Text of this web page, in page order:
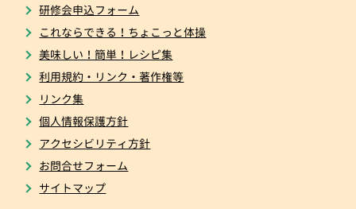
研修会申込フォーム
これならできる！ちょこっと体操
美味しい！簡単！レシピ集
利用規約・リンク・著作権等
リンク集
個人情報保護方針
アクセシビリティ方針
お問合せフォーム
サイトマップ